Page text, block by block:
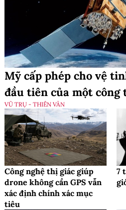
Mỹ cấp phép cho vệ
đầu tiên của một công
VŨ TRỤ - THIÊN VĂN
Công nghệ thị giác giúp
drone không cần GPS vẫn
xác định chính xác mục
tiêu
7